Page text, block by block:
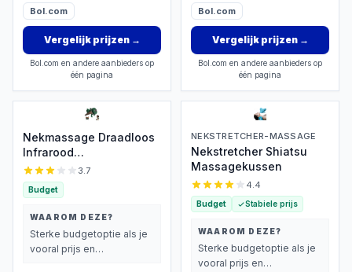
Bol.com
Vergelijk prijzen→
Bol.com en andere aanbieders op
één pagina
Bol.com
Vergelijk prijzen→
Bol.com en andere aanbieders op
één pagina
Nekmassage Draadloos
Infrarood
Massagekussen
3.7
Budget
WAAROM DEZE?
Sterke budgetoptie als je
vooral prijs en
NEKSTRETCHER-MASSAGE
Nekstretcher Shiatsu
Massagekussen
4.4
Budget Stabiele prijs
WAAROM DEZE?
Sterke budgetoptie als je
vooral prijs en